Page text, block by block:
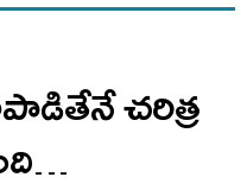
చరిత్ర